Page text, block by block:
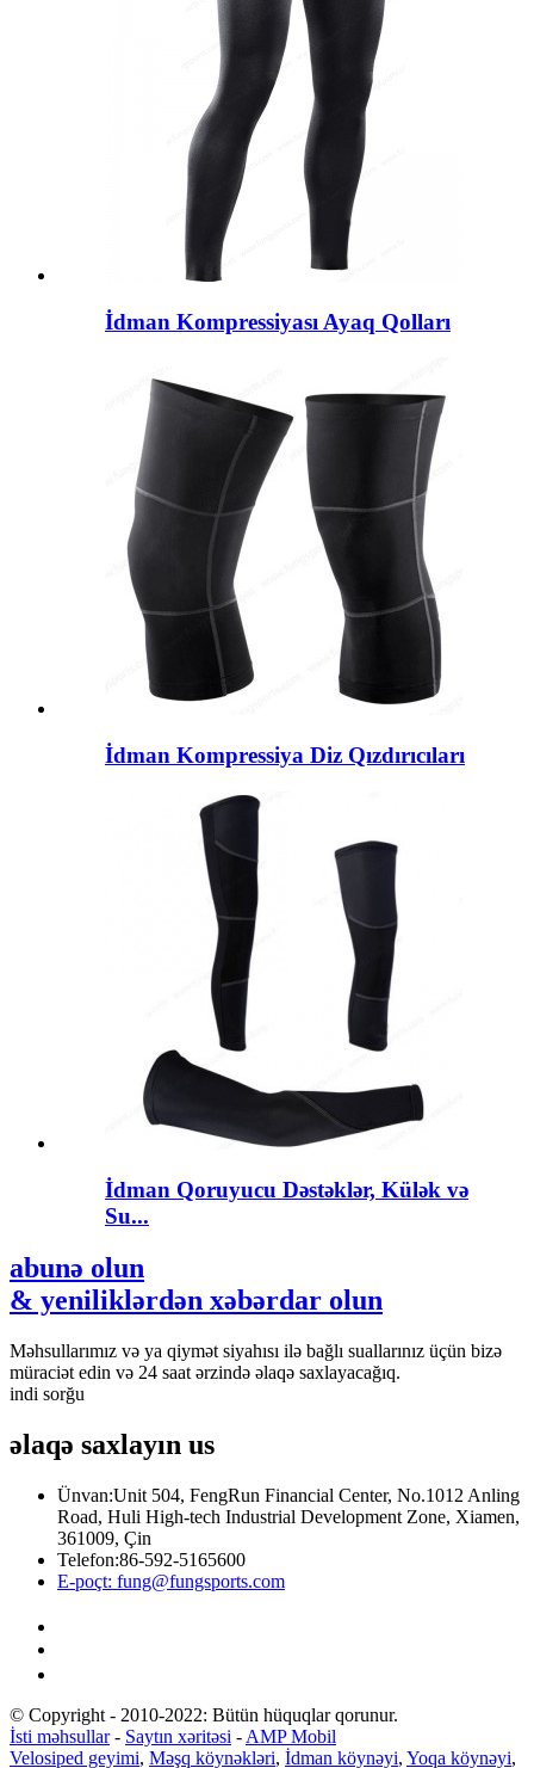
İdman Kompressiyası Ayaq Qolları
İdman Kompressiya Diz Qızdırıcıları
İdman Qoruyucu Dəstəklər, Külək və
Su...
abunə olun
& yeniliklərdən xəbərdar olun
Məhsullarımız və ya qiymət siyahısı ilə bağlı suallarınız üçün bizə
müraciət edin və 24 saat ərzində əlaqə saxlayacağıq.
indi sorğu
əlaqə saxlayın us
Ünvan:Unit 504, FengRun Financial Center, No.1012 Anling
Road, Huli High-tech Industrial Development Zone, Xiamen,
361009, Çin
Telefon:86-592-5165600
E-poçt: fung@fungsports.com
© Copyright - 2010-2022: Bütün hüquqlar qorunur.
İsti məhsullar- Saytın xəritəsi - AMP Mobil
Velosiped geyimi, Məşq köynəkləri, İdman köynəyi, Yoqa köynəyi,